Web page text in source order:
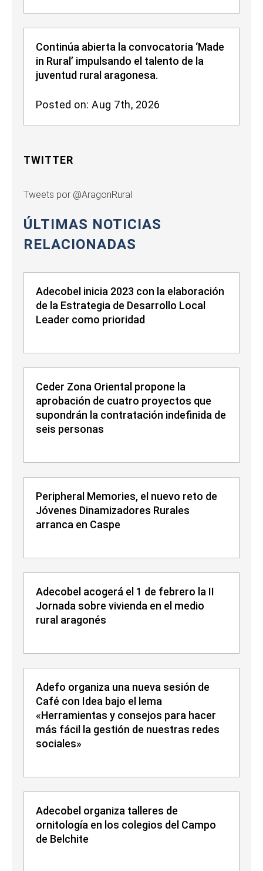
Continúa abierta la convocatoria ‘Made
in Rural’ impulsando el talento de la
juventud rural aragonesa.
Posted on: Aug 7th, 2026
TWITTER
Tweets por @AragonRural
ÚLTIMAS NOTICIAS
RELACIONADAS
Adecobel inicia 2023 con la elaboración
de la Estrategia de Desarrollo Local
Leader como prioridad
Ceder Zona Oriental propone la
aprobación de cuatro proyectos que
supondrán la contratación indefinida de
seis personas
Peripheral Memories, el nuevo reto de
Jóvenes Dinamizadores Rurales
arranca en Caspe
Adecobel acogerá el 1 de febrero la II
Jornada sobre vivienda en el medio
rural aragonés
Adefo organiza una nueva sesión de
Café con Idea bajo el lema
«Herramientas y consejos para hacer
más fácil la gestión de nuestras redes
sociales»
Adecobel organiza talleres de
ornitología en los colegios del Campo
de Belchite